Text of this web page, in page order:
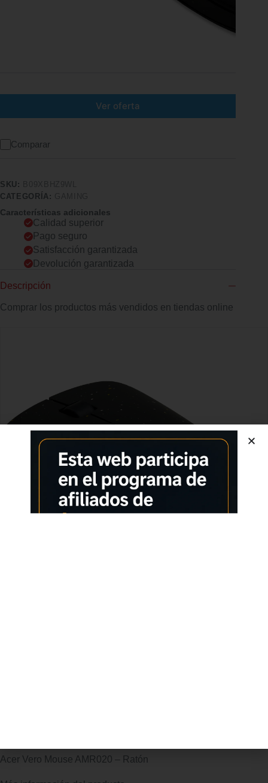
Ver oferta
Comparar
SKU:
CATEGORÍA:
Características adicionales
Calidad superior
Pago seguro
Satisfacción garantizada
Devolución garantizada
Descripción
Comprar los productos más vendidos en tiendas online
Acer Vero Mouse AMR020 – Ratón